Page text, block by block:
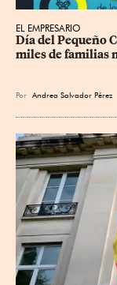
EL EMPRESARIO
Día del Pequeño
miles de familias
Por Andrea Salvador Pérez